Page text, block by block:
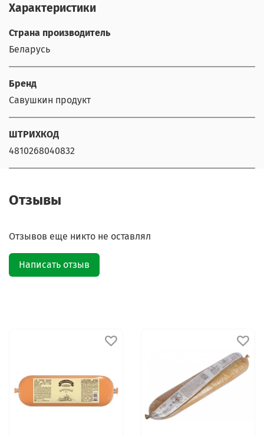
Характеристики
Страна производитель
Беларусь
Бренд
Савушкин продукт
ШТРИХКОД
4810268040832
Отзывы
Отзывов еще никто не оставлял
Написать отзыв